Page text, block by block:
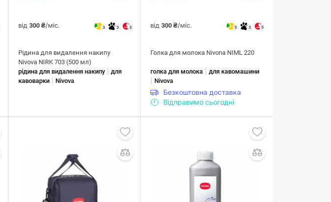
від300 ₴/міс. 3 3 3
Рідина для видалення накипу
Nivova NIRK 703 (500 мл)
рідина для видалення накипу |для
кавоварки
Nivova
від300 ₴/міс. 5 3 5
Голка для молока Nivona NIML 220
голка для молока |для кавомашини
Nivova
Безкоштовна доставка
Відправимо сьогодні